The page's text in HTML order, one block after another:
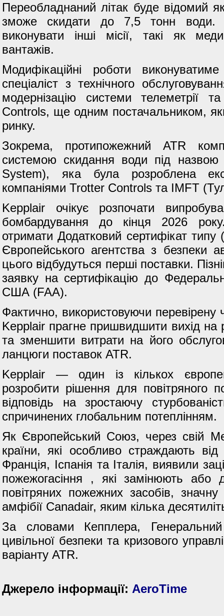
Переобладнаний літак буде відомий
зможе скидати до 7,5 тонн води.
виконувати інші місії, такі як
вантажів.
Модифікаційні роботи
спеціаліст з технічного
модернізацію системи телеметрії
Controls, ще одним постачальником,
ринку.
Зокрема, протипожежний ATR
системою скидання води під
System), яка була розроблена
компаніями Trotter Controls та IMFT
Kepplair очікує розпочати
бомбардування до кінця 2026
отримати Додатковий сертифікат типу
Європейського агентства з безпеки
цього відбудуться перші поставки.
заявку на сертифікацію до
США (FAA).
Фактично, використовуючи
Kepplair прагне пришвидшити вихід
та зменшити витрати на його
ланцюги поставок ATR.
Kepplair — один із кількох
розробити рішення для повітряного
відповідь на зростаючу
спричинених глобальним потеплінням.
Як Європейський Союз, через свій
країни, які особливо страждають
Франція, Іспанія та Італія, виявили
пожежогасіння , які замінюють або
повітряних пожежних засобів,
амфібії Canadair, яким кілька
За словами Кепплера,
цивільної безпеки та кризового
варіанту ATR.
Джерело інформації: AeroTime